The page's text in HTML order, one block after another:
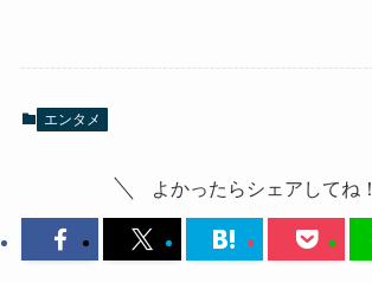
エンタメ
よかったらシェアしてね！